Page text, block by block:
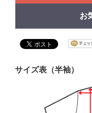
お
サイズ表（半袖）